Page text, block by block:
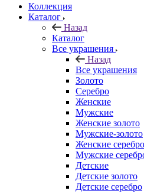
Коллекция
Каталог
Назад
Каталог
Все украшения
Назад
Все украшения
Золото
Серебро
Женские
Мужские
Женские золото
Мужские-золото
Женские серебро
Мужские
Детские
Детские золото
Детские серебро